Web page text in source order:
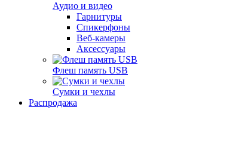
Аудио и видео
Гарнитуры
Спикерфоны
Веб-камеры
Аксессуары
Флеш память USB
Сумки и чехлы
Распродажа